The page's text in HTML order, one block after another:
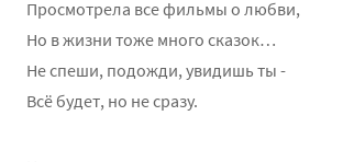
Просмотрела все фильмы о любви,
Но в жизни тоже много сказок…
Не спеши, подожди, увидишь ты -
Всё будет, но не сразу.